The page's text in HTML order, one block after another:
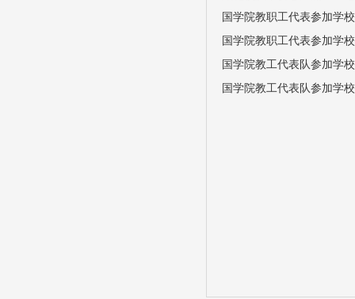
国学院教职工代表参加学
国学院教职工代表参加学
国学院教工代表队参加学
国学院教工代表队参加学